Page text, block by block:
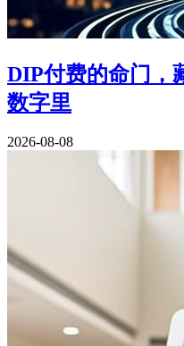
DIP付费的命门，
数字里
2026-08-08